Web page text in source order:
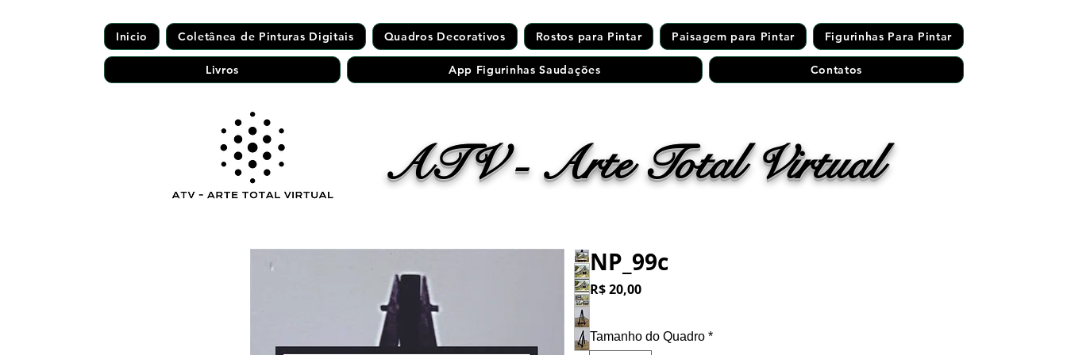
Inicio Coletânea de Pinturas Digitais Quadros Decorativos Rostos para Pintar Paisagem para Pintar Figurinhas Para Pintar
Livros App Figurinhas Saudações Contatos
ATV - Arte Total Virtual
NP_99c
R$ 20,00Preço
Tamanho do Quadro *